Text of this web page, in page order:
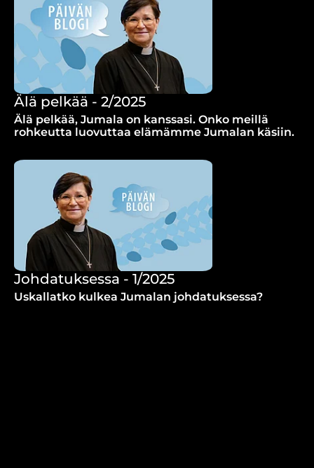
Älä pelkää - 2/2025
Älä pelkää, Jumala on kanssasi. Onko meillä
rohkeutta luovuttaa elämämme Jumalan käsiin.
Johdatuksessa - 1/2025
Uskallatko kulkea Jumalan johdatuksessa?